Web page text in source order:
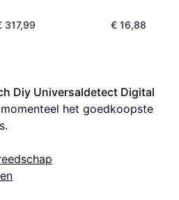
317,99 € 16,88
Diy Universaldetect Digital
het goedkoopste